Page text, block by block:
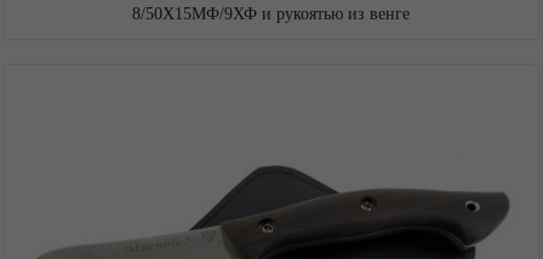
Топоры и тяпки
Комплектующие под производство ножей
8/50Х15МФ/9ХФ и рукоятью из венге